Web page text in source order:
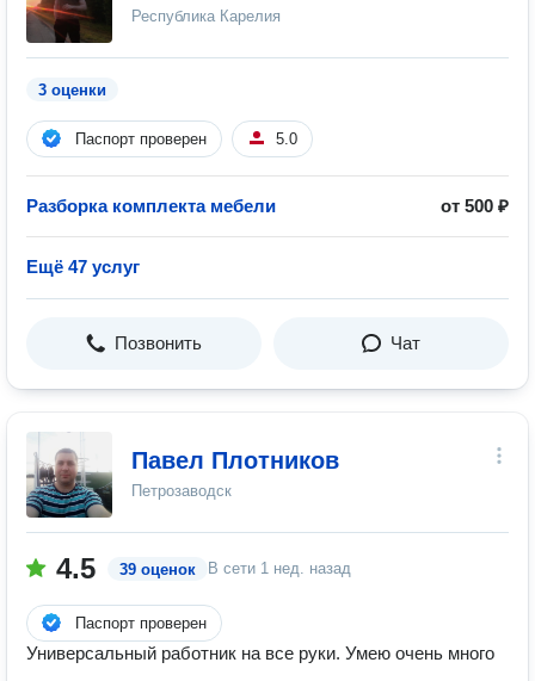
Республика Карелия
3 оценки
Паспорт проверен 5.0
Разборка комплекта мебели от 500 ₽
Ещё 47 услуг
Позвонить Чат
Павел Плотников
Петрозаводск
4.5 39 оценок В сети 1 нед. назад
Паспорт проверен
Универсальный работник на все руки. Умею очень много